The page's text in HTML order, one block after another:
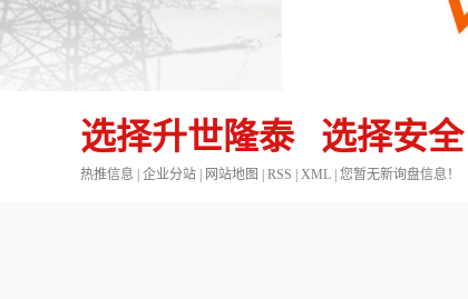
选择升世隆泰 选择安全
热推信息 企业分站 网站地图 RSS XML 您暂无新询盘信息！